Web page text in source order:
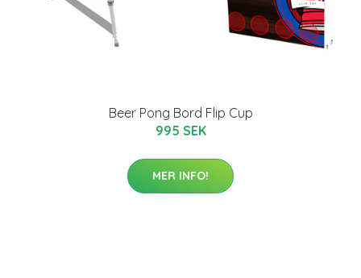
Beer Pong Bord Flip Cup
995 SEK
MER INFO!